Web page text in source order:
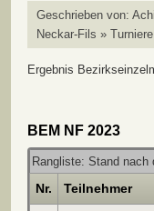
Geschrieben von:
Neckar-Fils » Turniere
Ergebnis
BEM NF 2023
Rangliste: Stand nach
Nr. Teilnehmer